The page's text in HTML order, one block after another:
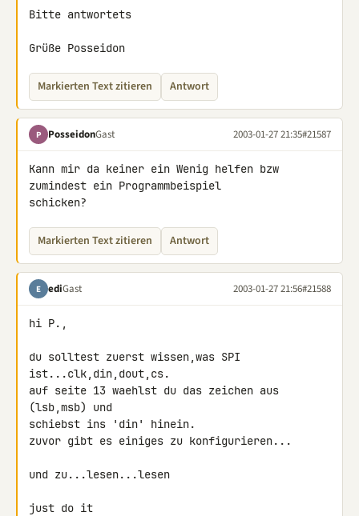
Bitte antwortets
Grüße Posseidon
Markierten Text zitieren Antwort
P PosseidonGast 2003-01-27 21:35#21587
Kann mir da keiner ein Wenig helfen bzw
zumindest ein Programmbeispiel
schicken?
Markierten Text zitieren Antwort
E ediGast 2003-01-27 21:56#21588
hi P.,
du solltest zuerst wissen,was SPI
ist...clk,din,dout,cs.
auf seite 13 waehlst du das zeichen aus
(lsb,msb) und
schiebst ins 'din' hinein.
zuvor gibt es einiges zu konfigurieren...
und zu...lesen...lesen
just do it